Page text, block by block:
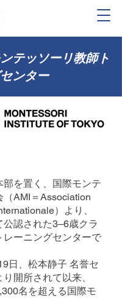
テッソーリ教師ト
ンター
部を置く、国際モンテ
（AMI＝Association
）より、
公認された3–6歳クラ
レーニングセンターで
日、松本静子 名誉セ
開所されて以来、
名を超える国際モ